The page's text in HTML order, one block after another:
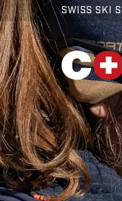
SWISS SKI